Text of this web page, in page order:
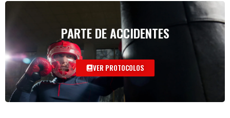
PARTE DE ACCIDENTES
VER PROTOCOLOS